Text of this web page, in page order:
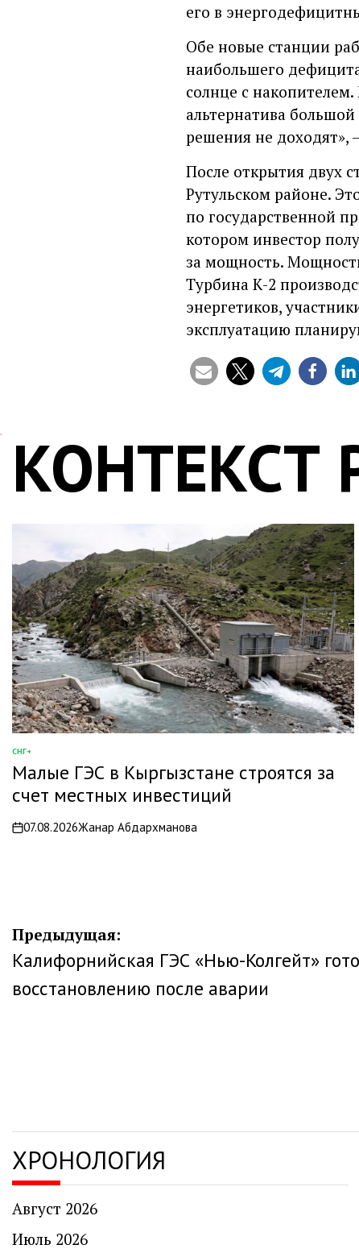
его в
Обе новые станции
наибольшего
солнце с
альтернатива
решения не доходят»,
После открытия двух
Рутульском районе.
по государственной
котором инвестор
за мощность.
Турбина К-2
энергетиков,
эксплуатацию
КОНТЕКСТ
ОПУБЛИКОВАНО
В
СНГ+
Малые ГЭС в Кыргызстане строятся за
счет местных инвестиций
on07.08.2026Жанар Абдархманова
Навигация
по
Предыдущая:
Калифорнийская ГЭС «Нью-Колгейт»
восстановлению после аварии
ХРОНОЛОГИЯ
Август 2026
Июль 2026